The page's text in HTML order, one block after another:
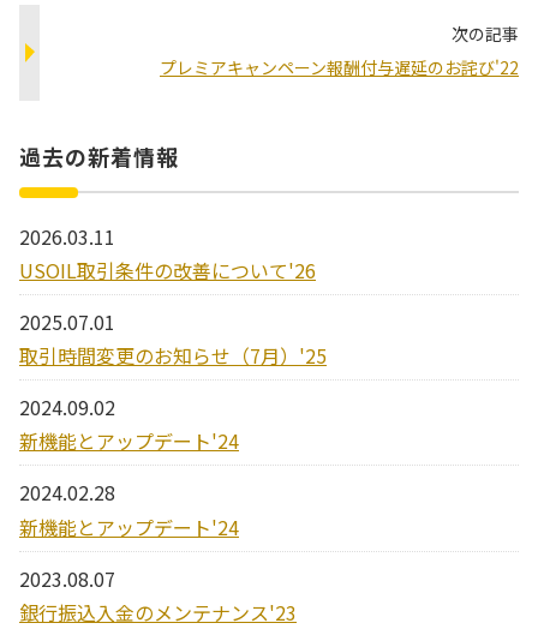
次の記事
プレミアキャンペーン報酬付与遅延のお詫び'22
過去の新着情報
2026.03.11
USOIL取引条件の改善について'26
2025.07.01
取引時間変更のお知らせ（7月）'25
2024.09.02
新機能とアップデート'24
2024.02.28
新機能とアップデート'24
2023.08.07
銀行振込入金のメンテナンス'23